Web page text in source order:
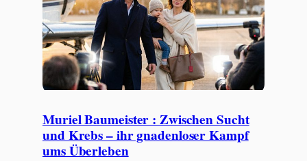
Muriel Baumeister : Zwischen Sucht
und Krebs – ihr gnadenloser Kampf
ums Überleben